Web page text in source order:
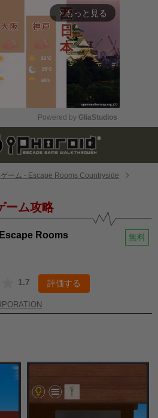
arrow_forward_ios もっと見る
Mute
Powered by GliaStudios
ゲーム - Escape Rooms Countryside
ーム攻略
Rooms
無料
1.7 評価する